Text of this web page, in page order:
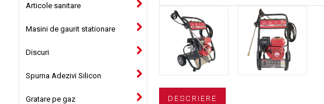
Articole sanitare
Masini de gaurit stationare
Discuri
Spuma Adezivi Silicon
Gratare pe gaz DESCRIERE